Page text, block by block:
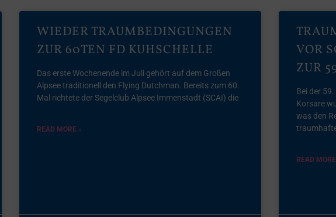
WIEDER TRAUMBEDINGUNGEN
ZUR 60TEN FD KUHSCHELLE
Das erste Wochenende im Juli gehört auf dem Großen
Alpsee traditionell den Flying Dutchman. Bereits zum 60.
Mal richtete der Segelclub Alpsee Immenstadt (SCAI) die
READ MORE »
VOR
ZUR
Bei der
Korsare
was den
READ